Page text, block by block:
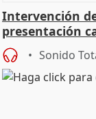
Intervención
presentación
Sonido